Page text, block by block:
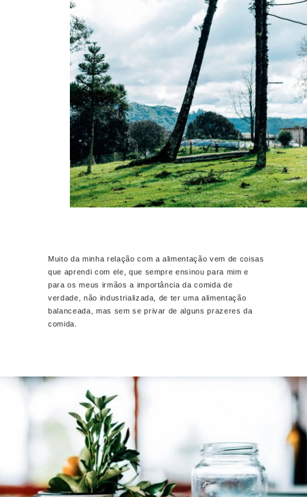
Muito da minha relação com a alimentação vem de coisas
que aprendi com ele, que sempre ensinou para mim e
para os meus irmãos a importância da comida de
verdade, não industrializada, de ter uma alimentação
balanceada, mas sem se privar de alguns prazeres da
comida.